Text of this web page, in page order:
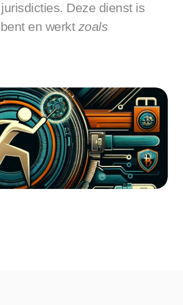
Deze dienst is
en werkt zoals